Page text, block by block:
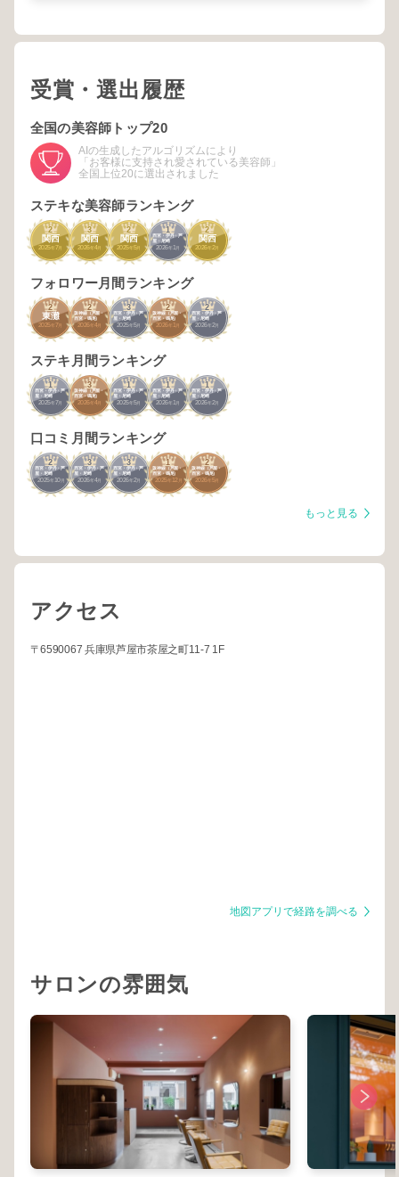
受賞・選出履歴
全国の美容師トップ20
AIの生成したアルゴリズムにより
「お客様に支持され愛されている美容師」
全国上位20に選出されました
ステキな美容師ランキング
2
関西
2025年 7
3
関西
2026年 4月
2
関西
2025年 5月
1
西宮・伊丹・芦
屋・尼崎
2026年 1
2
関西
2026年 2月
フォロワー月間ランキング
2
東灘
2025年 7
2
阪神線（芦屋・
西宮・鳴尾）
2026年 4
3
西宮・伊丹・芦
屋・尼崎
2025年 5月
2
阪神線（芦屋・
西宮・鳴尾）
2026年 1
2
西宮・伊丹・芦
屋・尼崎
2026年 2月
ステキ月間ランキング
1
西宮・伊丹・芦
屋・尼崎
2025年 7
3
阪神線（芦屋・
西宮・鳴尾）
2026年 4
1
西宮・伊丹・芦
屋・尼崎
2025年 5月
1
西宮・伊丹・芦
屋・尼崎
2026年 1
1
西宮・伊丹・芦
屋・尼崎
2026年 2月
口コミ月間ランキング
2
西宮・伊丹・芦
屋・尼崎
2025年 10
3
西宮・伊丹・芦
屋・尼崎
2026年 4月
3
西宮・伊丹・芦
屋・尼崎
2026年 2月
1
阪神線（芦屋・
西宮・鳴尾）
2025年 12月
2
阪神線（芦屋・
西宮・鳴尾）
2026年 5月
もっと見る
アクセス
〒6590067 兵庫県芦屋市茶屋之町11-7 1F
地図アプリで経路を調べる
サロンの雰囲気